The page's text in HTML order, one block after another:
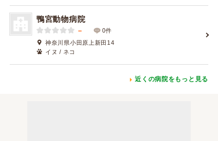
鴨宮動物病院
－
0件
神奈川県小田原上新田14
イヌ / ネコ
近くの病院をもっと見る